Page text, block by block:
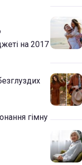
на 2017
гімну